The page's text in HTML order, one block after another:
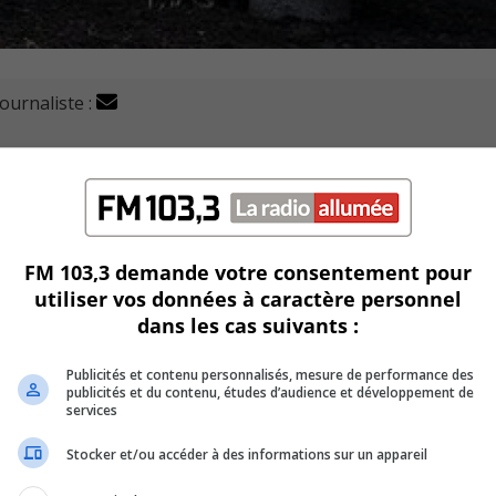
:
l’hôtel de ville sera fermé du 17 au 23 décembre
pour limiter la propagation du virus.
les périodes des fêtes jusqu’au 4 janvier inclus.
et loisirs prévus pour le 11 janvier 2021 est aussi
de quelques semaines ou de rendre les activités
extérieures telles que la patinoire et les pistes de
FM 103,3 demande votre consentement pour
utiliser vos données à caractère personnel
dans les cas suivants :
Publicités et contenu personnalisés, mesure de performance des
publicités et du contenu, études d’audience et développement de
services
Stocker et/ou accéder à des informations sur un appareil